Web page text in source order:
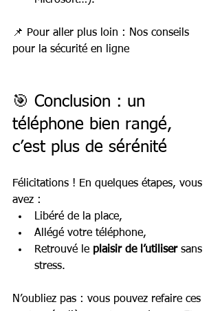
📌 Pour aller plus loin : Nos conseils
pour la sécurité en ligne
🎯 Conclusion : un
téléphone bien rangé,
c’est plus de sérénité
Félicitations ! En quelques étapes, vous
avez :
Libéré de la place,
Allégé votre téléphone,
Retrouvé le plaisir de l’utiliser sans
stress.
N’oubliez pas : vous pouvez refaire ces